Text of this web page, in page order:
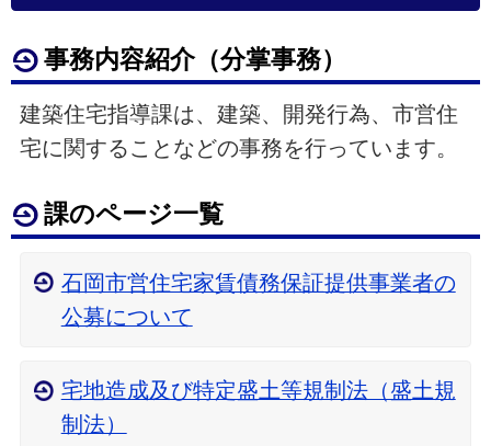
事務内容紹介（分掌事務）
建築住宅指導課は、建築、開発行為、市営住
宅に関することなどの事務を行っています。
課のページ一覧
石岡市営住宅家賃債務保証提供事業者の
公募について
宅地造成及び特定盛土等規制法（盛土規
制法）